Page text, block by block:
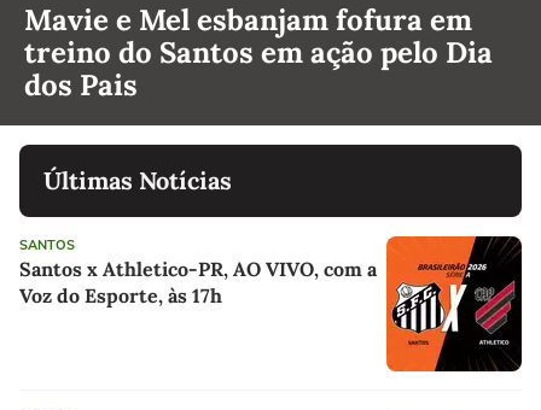
Mavie e Mel esbanjam fofura em
treino do Santos em ação pelo Dia
dos Pais
Últimas Notícias
SANTOS
Santos x Athletico-PR, AO VIVO, com a
Voz do Esporte, às 17h